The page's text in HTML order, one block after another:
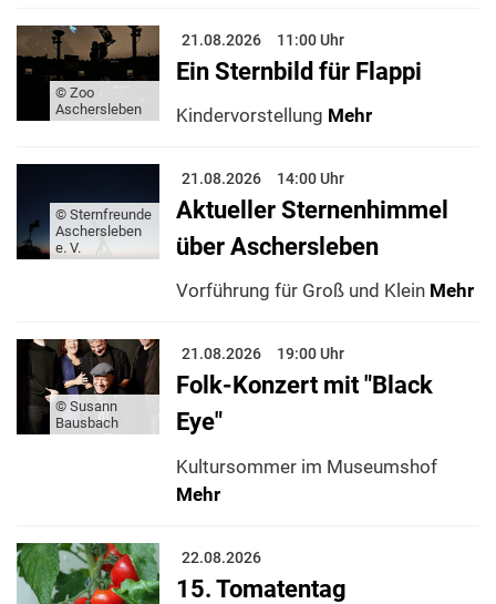
© Zoo
Aschersleben
21.08.2026 11:00 Uhr
Ein Sternbild für Flappi
Kindervorstellung Mehr
© Sternfreunde
Aschersleben
e. V.
21.08.2026 14:00 Uhr
Aktueller Sternenhimmel
über Aschersleben
Vorführung für Groß und Klein Mehr
© Susann
Bausbach
21.08.2026 19:00 Uhr
Folk-Konzert mit "Black
Eye"
Kultursommer im Museumshof
Mehr
22.08.2026
15. Tomatentag